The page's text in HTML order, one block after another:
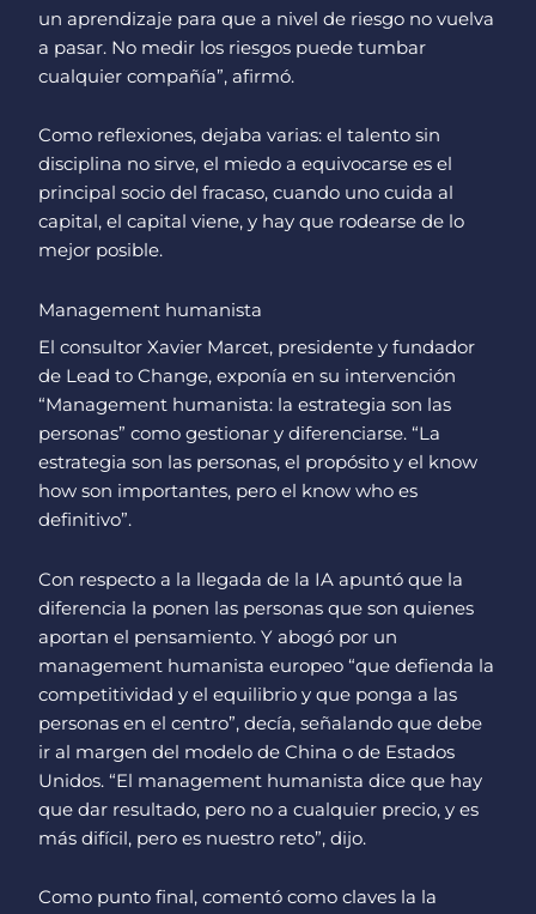
un aprendizaje para que a nivel de riesgo no vuelva
a pasar. No medir los riesgos puede tumbar
cualquier compañía”, afirmó.
Como reflexiones, dejaba varias: el talento sin
disciplina no sirve, el miedo a equivocarse es el
principal socio del fracaso, cuando uno cuida al
capital, el capital viene, y hay que rodearse de lo
mejor posible.
Management humanista
El consultor Xavier Marcet, presidente y fundador
de Lead to Change, exponía en su intervención
“Management humanista: la estrategia son las
personas” como gestionar y diferenciarse. “La
estrategia son las personas, el propósito y el know
how son importantes, pero el know who es
definitivo”.
Con respecto a la llegada de la IA apuntó que la
diferencia la ponen las personas que son quienes
aportan el pensamiento. Y abogó por un
management humanista europeo “que defienda la
competitividad y el equilibrio y que ponga a las
personas en el centro”, decía, señalando que debe
ir al margen del modelo de China o de Estados
Unidos. “El management humanista dice que hay
que dar resultado, pero no a cualquier precio, y es
más difícil, pero es nuestro reto”, dijo.
Como punto final, comentó como claves la la